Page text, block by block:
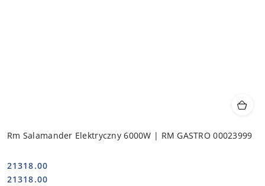
Rm Salamander Elektryczny 6000W | RM GASTRO 00023999
Cena:
21318.00
Cena:
21318.00